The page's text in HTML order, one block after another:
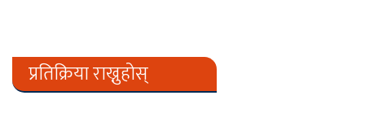
प्रतिक्रिया राख्नुहोस्